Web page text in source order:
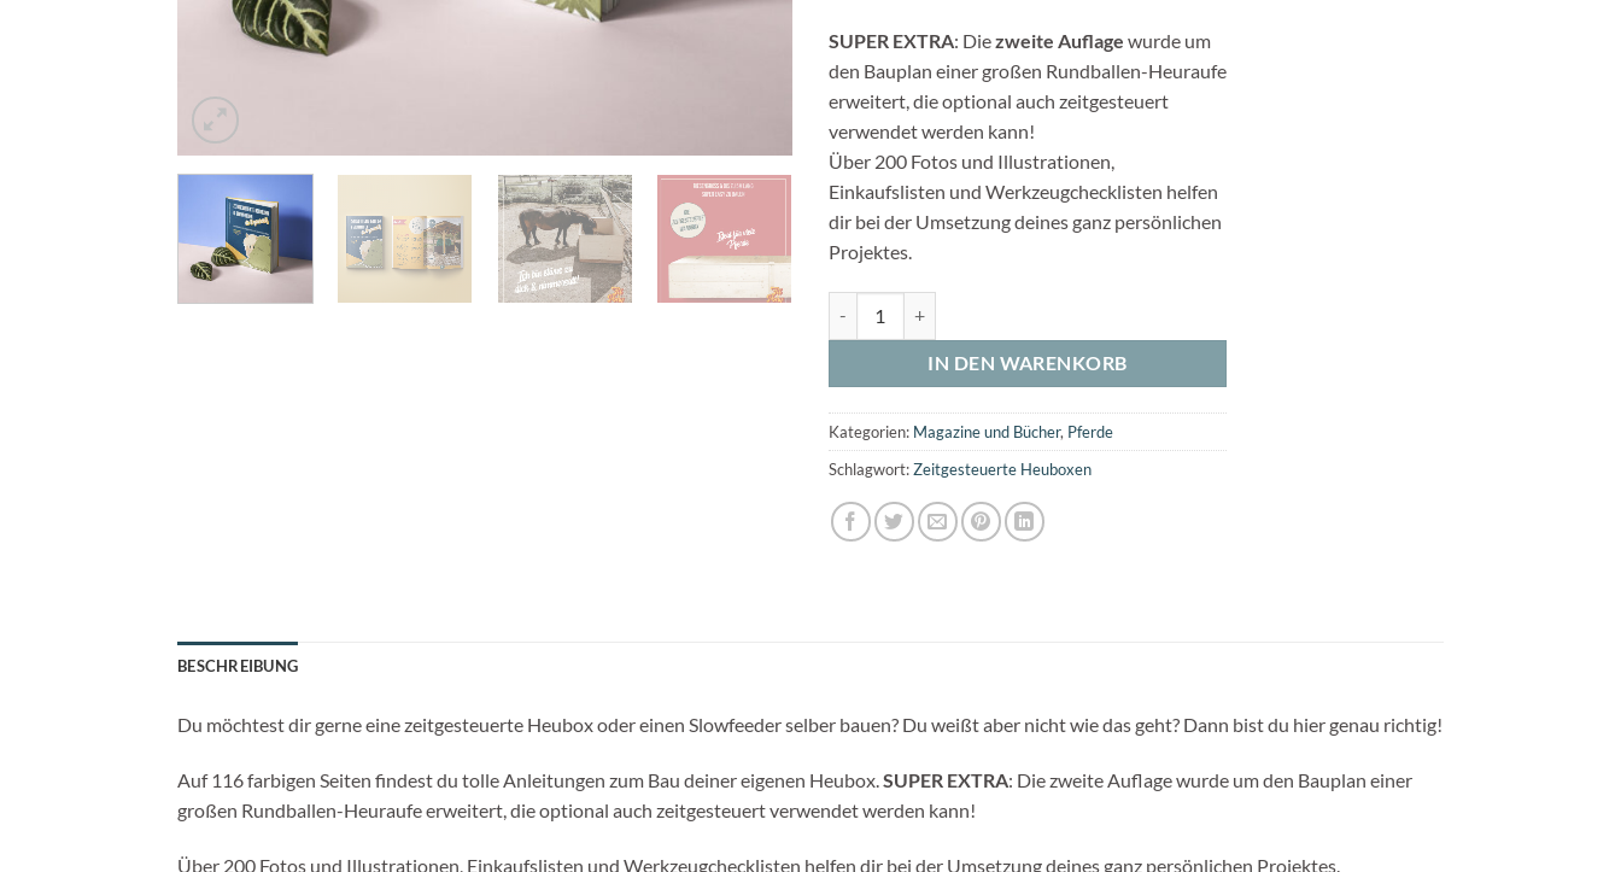
SUPER EXTRA: Diezweite Auflage wurde um
den Bauplan einer großen Rundballen-Heuraufe
erweitert, die optional auch zeitgesteuert
verwendet werden kann!
Über 200 Fotos und Illustrationen,
Einkaufslisten und Werkzeugchecklisten helfen
dir bei der Umsetzung deines ganz persönlichen
Projektes.
IN DEN WARENKORB
Kategorien: Magazine und Bücher, Pferde
Schlagwort:Zeitgesteuerte Heuboxen
BESCHREIBUNG
Du möchtest dir gerne eine zeitgesteuerte Heubox oder einen Slowfeeder selber bauen? Du weißt aber nicht wie das geht? Dann bist du hier genau richtig!
Auf 116 farbigen Seiten findest du tolle Anleitungen zum Bau deiner eigenen Heubox.SUPER EXTRA: Die zweite Auflage wurde um den Bauplan einer
großen Rundballen-Heuraufe erweitert, die optional auch zeitgesteuert verwendet werden kann!
Über 200 Fotos und Illustrationen, Einkaufslisten und Werkzeugchecklisten helfen dir bei der Umsetzung deines ganz persönlichen Projektes.